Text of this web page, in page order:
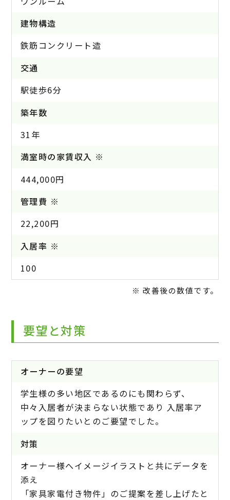
建物構造
鉄筋コンクリート造
交通
駅徒歩6分
築年数
31年
満室時の家賃収入 ※
444,000円
管理費 ※
22,200円
入居率 ※
100
※ 改善後の数値です。
要望と対策
オーナーの要望
学生様の多い地区であるのにも関わらず、
中々入居者が決まらない状態であり 入居率ア
ップを図りたいとのご要望でした。
対策
オーナー様へイメージイラストと共にデータを
添え
「家具家電付き物件」のご提案を差し上げたと